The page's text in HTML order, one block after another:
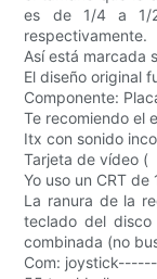
es de 1/4 a 1/
respectivamente.
Así está marcada
El diseño original
Componente:
Te recomiendo el
Itx con sonido
Tarjeta de vídeo (
Yo uso un CRT de
La ranura de la
teclado del
combinada (no
Com: